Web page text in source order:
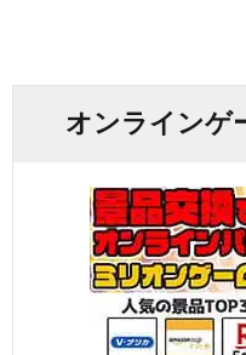
オンラインゲ